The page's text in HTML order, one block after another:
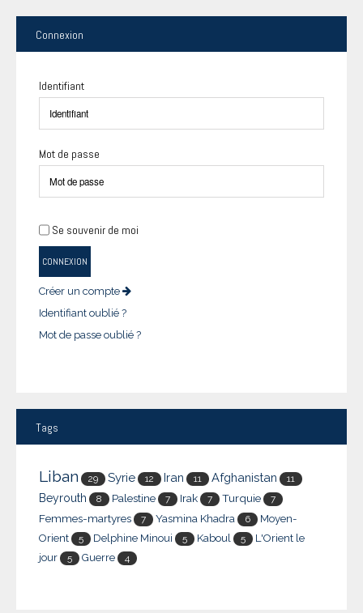
Connexion
Identifiant
Mot de passe
Se souvenir de moi
CONNEXION
Créer un compte
Identifiant oublié ?
Mot de passe oublié ?
Tags
Liban 29 Syrie 12 Iran 11 Afghanistan 11
Beyrouth 8 Palestine 7 Irak 7 Turquie 7
Femmes-martyres 7 Yasmina Khadra 6
Moyen-
Orient
5 Delphine Minoui 5 Kaboul 5
L'Orient le
jour
5 Guerre 4